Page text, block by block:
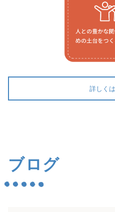
詳しく
ブログ